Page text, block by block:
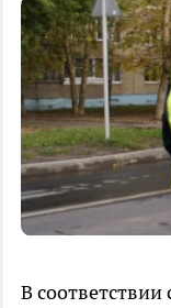
В соответствии